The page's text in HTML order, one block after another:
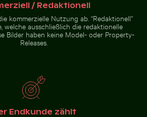
/ Redaktionell
kommerzielle Nutzung ab. “Redaktionell”
welche ausschließlich die redaktionelle
Bilder haben keine Model- oder Property-
Releases.
Endkunde zählt